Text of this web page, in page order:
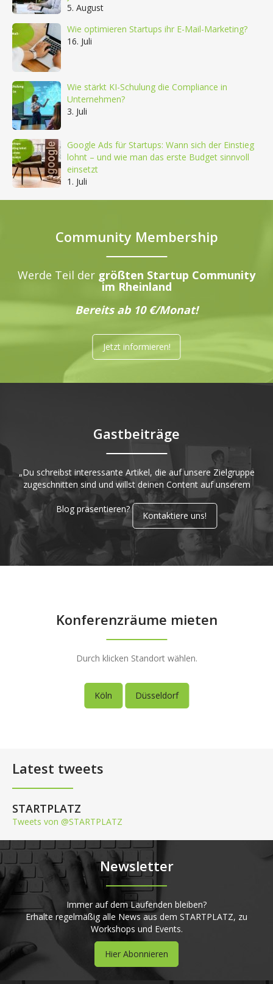
5. August
Wie optimieren Startups ihr E-Mail-Marketing?
16. Juli
Wie stärkt KI-Schulung die Compliance in
Unternehmen?
3. Juli
Google Ads für Startups: Wann sich der Einstieg
lohnt – und wie man das erste Budget sinnvoll
einsetzt
1. Juli
Community Membership
Werde Teil der größten Startup Community
im Rheinland
Bereits ab 10 €/Monat!
Jetzt informieren!
Gastbeiträge
„Du schreibst interessante Artikel, die auf unsere Zielgruppe
zugeschnitten sind und willst deinen Content auf unserem
Blog präsentieren?
Kontaktiere uns!
Konferenzräume mieten
Durch klicken Standort wählen.
Köln Düsseldorf
Latest tweets
STARTPLATZ
Tweets von @STARTPLATZ
Newsletter
Immer auf dem Laufenden bleiben?
Erhalte regelmäßig alle News aus dem STARTPLATZ, zu
Workshops und Events.
Hier Abonnieren